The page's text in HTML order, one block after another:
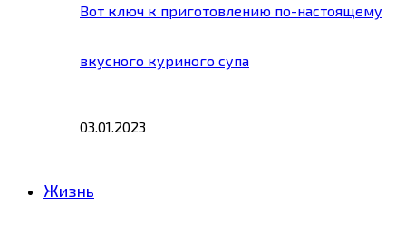
Вот ключ к приготовлению по-настоящему
вкусного куриного супа
03.01.2023
Жизнь